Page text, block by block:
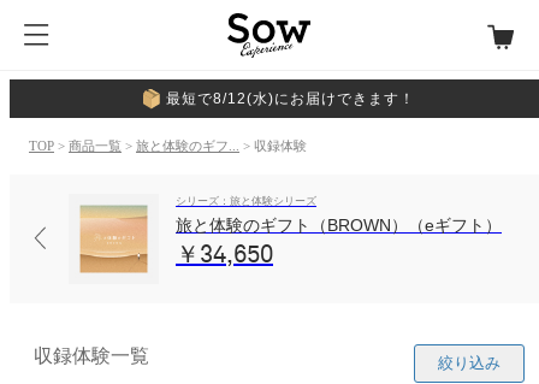
最短で8/12(水)にお届けできます！
TOP > 商品一覧 > 旅と体験のギフ... > 収録体験
シリーズ：旅と体験シリーズ
旅と体験のギフト（BROWN）（eギフト）
￥34,650
収録体験一覧 絞り込み